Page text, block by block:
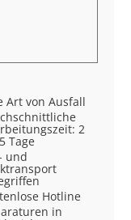
Art von Ausfall
2
Tage
und
Hotline
in